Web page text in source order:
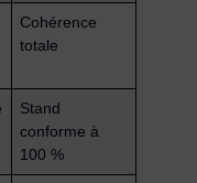
Cohérence
totale
Stand
conforme à
100 %